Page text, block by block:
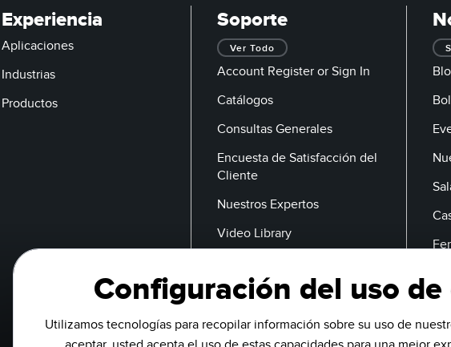
Experiencia
Aplicaciones
Industrias
Productos
Soporte
Ver Todo
Account Register or Sign In
Catálogos
Consultas Generales
Encuesta de Satisfacción del
Cliente
Nuestros Expertos
Video Library
Correo Electrónico
Configuración del uso
Utilizamos tecnologías para recopilar información sobre su uso de